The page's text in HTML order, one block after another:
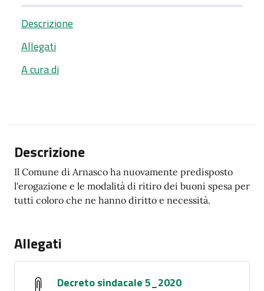
Descrizione
Allegati
A cura di
Descrizione
Il Comune di Arnasco ha nuovamente predisposto
l'erogazione e le modalità di ritiro dei buoni spesa per
tutti coloro che ne hanno diritto e necessità.
Allegati
Decreto sindacale 5_2020